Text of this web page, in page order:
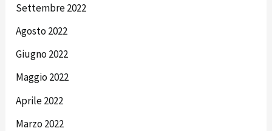
Settembre 2022
Agosto 2022
Giugno 2022
Maggio 2022
Aprile 2022
Marzo 2022